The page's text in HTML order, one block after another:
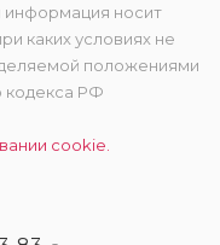
информация носит
каких условиях не
положениями
кодекса РФ
cookie.